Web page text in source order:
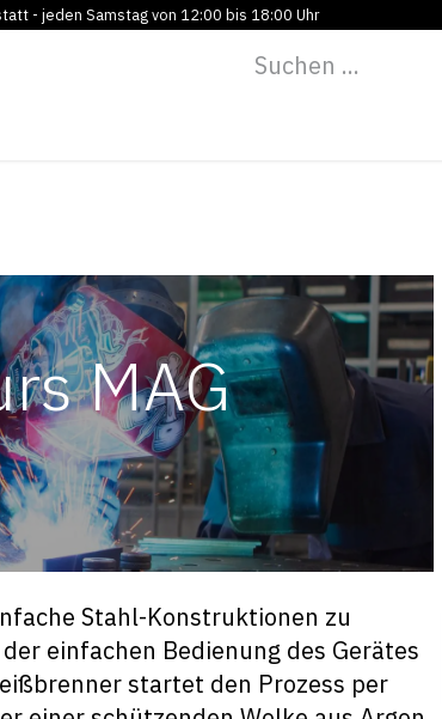
- jeden Samstag von 12:00 bis 18:00 Uhr
MAG
Stahl-Konstruktionen zu
einfachen Bedienung des Gerätes
startet den Prozess per